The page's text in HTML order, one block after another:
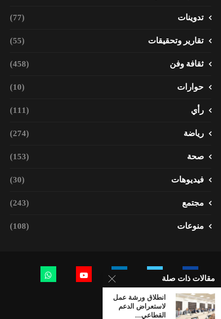
تدوينات (77)
تقارير وتحقيقات (55)
ثقافة وفن (458)
حوارات (10)
رأي (111)
رياضة (274)
صحة (153)
فيديوهات (30)
مجتمع (243)
منوعات (108)
مقالات ذات صلة
انطلاق ورشة عمل
لاستعراض الدعم
القطاعي...